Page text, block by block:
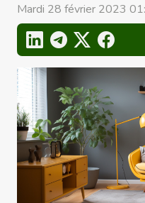
Mardi 28 février 2023